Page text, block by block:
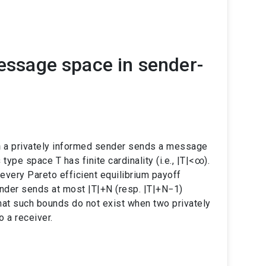
space in sender-
privately informed sender sends a message
type space T has finite cardinality (i.e., |T|<∞).
Pareto efficient equilibrium payoff
sends at most |T|+N (resp. |T|+N−1)
such bounds do not exist when two privately
a receiver.